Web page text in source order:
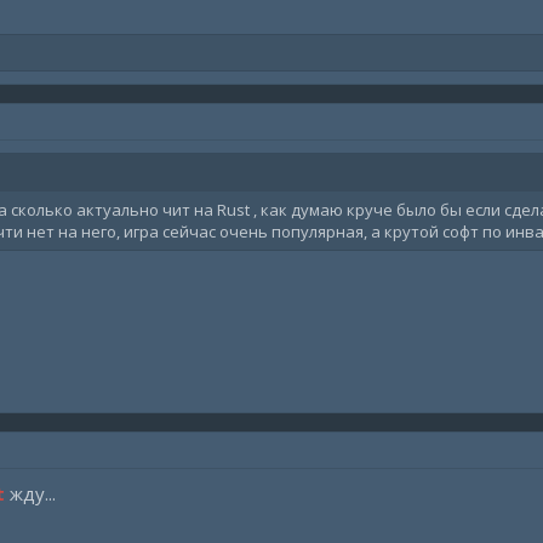
актуально чит на Rust , как думаю круче было бы если
нет на него, игра сейчас очень популярная, а крутой софт по
жду...